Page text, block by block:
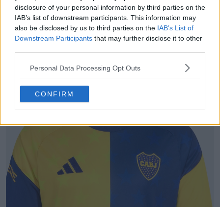
disclosure of your personal information by third parties on the
IAB’s list of downstream participants. This information may
also be disclosed by us to third parties on the IAB’s List of
Downstream Participants that may further disclose it to other
Personal Data Processing Opt Outs
CONFIRM
Exclusiva: se ha producido una filtración de
información sobre la camiseta local del River
Plate para la temporada 27-28
FILTRACIÓN 6